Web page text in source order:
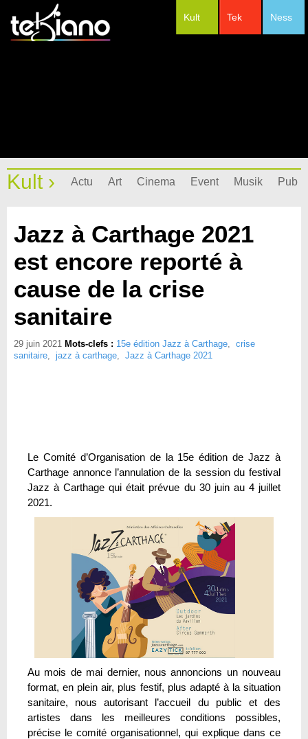
Ness
Tek
Kult
Kult › Actu Art Cinema Event Musik Pub
Jazz à Carthage 2021
est encore reporté à
cause de la crise
sanitaire
29 juin 2021 Mots-clefs : 15e édition Jazz à Carthage, crise
sanitaire, jazz à carthage, Jazz à Carthage 2021
Le Comité d’Organisation de la 15e édition de Jazz à
Carthage annonce l’annulation de la session du festival
Jazz à Carthage qui était prévue du 30 juin au 4 juillet
2021.
Au mois de mai dernier, nous annoncions un nouveau
format, en plein air, plus festif, plus adapté à la situation
sanitaire, nous autorisant l’accueil du public et des
artistes dans les meilleures conditions possibles,
précise le comité organisationnel, qui explique dans ce